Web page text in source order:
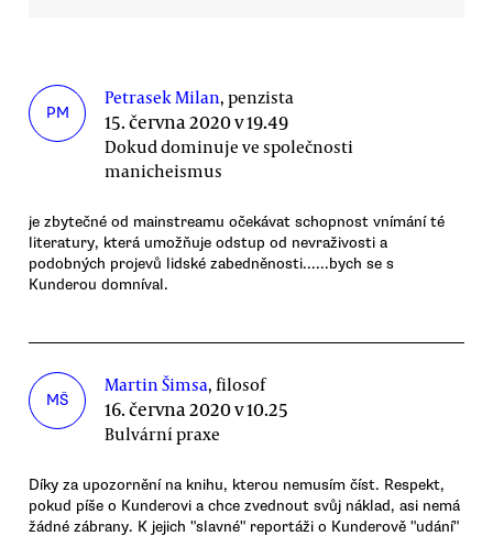
PM
Petrasek Milan, penzista
15. června 2020 v 19.49
Dokud dominuje ve společnosti
manicheismus
je zbytečné od mainstreamu očekávat schopnost vnímání té
literatury, která umožňuje odstup od nevraživosti a
podobných projevů lidské zabedněnosti......bych se s
Kunderou domníval.
MŠ
Martin Šimsa, filosof
16. června 2020 v 10.25
Bulvární praxe
Díky za upozornění na knihu, kterou nemusím číst. Respekt,
pokud píše o Kunderovi a chce zvednout svůj náklad, asi nemá
žádné zábrany. K jejich "slavné" reportáži o Kunderově "udání"